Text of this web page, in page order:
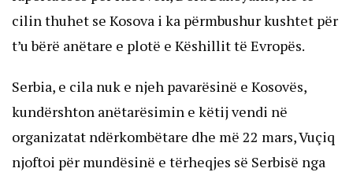
cilin thuhet se Kosova i ka përmbushur kushtet për
t’u bërë anëtare e plotë e Këshillit të Evropës.
Serbia, e cila nuk e njeh pavarësinë e Kosovës,
kundërshton anëtarësimin e këtij vendi në
organizatat ndërkombëtare dhe më 22 mars, Vuçiq
njoftoi për mundësinë e tërheqjes së Serbisë nga